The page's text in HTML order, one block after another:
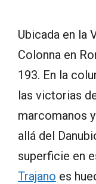
Ubicada en la
Colonna en
193. En la
las victorias
marcomanos
allá del
superficie en
Trajano es